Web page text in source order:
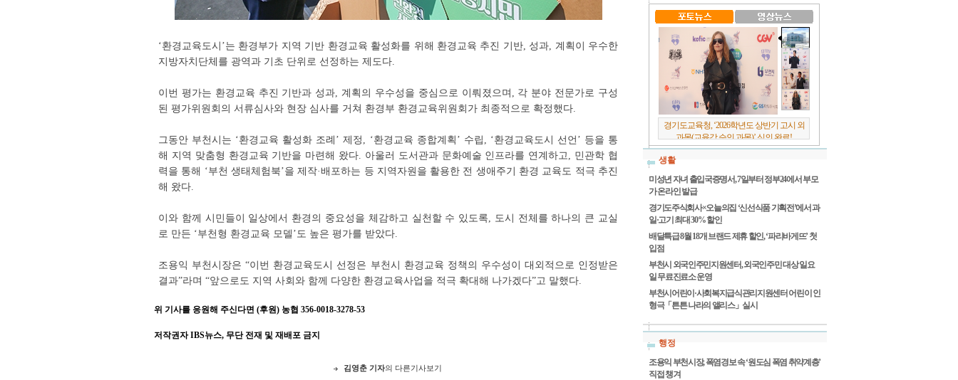
‘환경교육도시’는 환경부가 지역 기반 환경교육 활성화를 위해 환경교육 추진 기반, 성과, 계획이 우수한
지방자치단체를 광역과 기초 단위로 선정하는 제도다.
이번 평가는 환경교육 추진 기반과 성과, 계획의 우수성을 중심으로 이뤄졌으며, 각 분야 전문가로 구성
된 평가위원회의 서류심사와 현장 심사를 거쳐 환경부 환경교육위원회가 최종적으로 확정했다.
그동안 부천시는 ‘환경교육 활성화 조례’ 제정, ‘환경교육 종합계획’ 수립, ‘환경교육도시 선언’ 등을 통
해 지역 맞춤형 환경교육 기반을 마련해 왔다. 아울러 도서관과 문화예술 인프라를 연계하고, 민관학 협
력을 통해 ‘부천 생태체험북’을 제작·배포하는 등 지역자원을 활용한 전 생애주기 환경 교육도 적극 추진
해 왔다.
이와 함께 시민들이 일상에서 환경의 중요성을 체감하고 실천할 수 있도록, 도시 전체를 하나의 큰 교실
로 만든 ‘부천형 환경교육 모델’도 높은 평가를 받았다.
조용익 부천시장은 “이번 환경교육도시 선정은 부천시 환경교육 정책의 우수성이 대외적으로 인정받은
결과”라며 “앞으로도 지역 사회와 함께 다양한 환경교육사업을 적극 확대해 나가겠다”고 말했다.
위 기사를 응원해 주신다면 (후원) 농협 356-0018-3278-53
저작권자 IBS뉴스, 무단 전재 및 재배포 금지
김영춘 기자의 다른기사보기
경기도교육청, ‘2026학년도 상반기 고시 외
과목(교육감 승인 과목)’ 심의 완료!
생활
미성년 자녀 출입국증명서, 7일부터 정부24에서 부모
가 온라인 발급
경기도주식회사×오늘의집 ‘신선식품 기획전’에서 과
일·고기 최대 30% 할인
배달특급 8월 18개 브랜드 제휴 할인, ‘파리바게뜨’ 첫
입점
부천시 외국인주민지원센터, 외국인주민 대상 일요
일 무료진료소 운영
부천시어린이·사회복지급식관리지원센터 어린이 인
형극「튼튼 나라의 앨리스」실시
행정
조용익 부천시장, 폭염경보 속 ‘원도심 폭염 취약계층’
직접 챙겨